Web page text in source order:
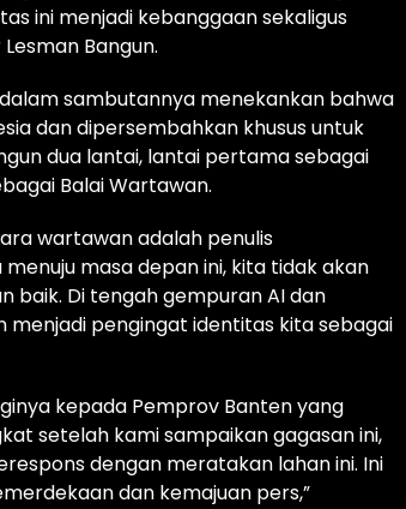
ini menjadi kebanggaan sekaligus
Bangun.
dalam sambutannya menekankan bahwa
dan dipersembahkan khusus untuk
dua lantai, lantai pertama sebagai
Balai Wartawan.
wartawan adalah penulis
masa depan ini, kita tidak akan
baik. Di tengah gempuran AI dan
menjadi pengingat identitas kita sebagai
kepada Pemprov Banten yang
setelah kami sampaikan gagasan ini,
dengan meratakan lahan ini. Ini
dan kemajuan pers,”